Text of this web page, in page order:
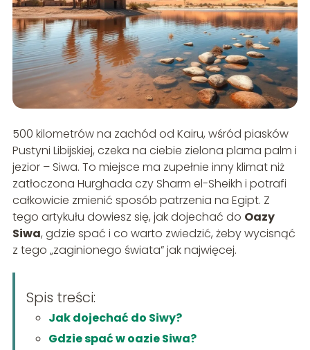
500 kilometrów na zachód od Kairu, wśród piasków
Pustyni Libijskiej, czeka na ciebie zielona plama palm i
jezior – Siwa. To miejsce ma zupełnie inny klimat niż
zatłoczona Hurghada czy Sharm el-Sheikh i potrafi
całkowicie zmienić sposób patrzenia na Egipt. Z
tego artykułu dowiesz się, jak dojechać do Oazy
Siwa, gdzie spać i co warto zwiedzić, żeby wycisnąć
z tego „zaginionego świata” jak najwięcej.
Spis treści:
Jak dojechać do Siwy?
Gdzie spać w oazie Siwa?